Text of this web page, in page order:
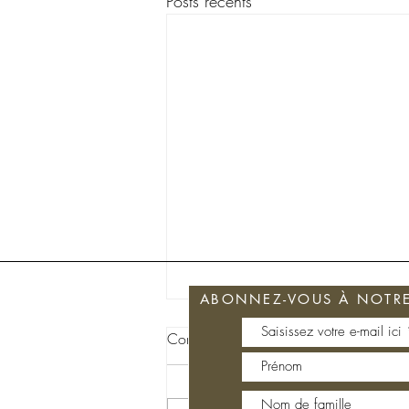
Commentaires
ABONNEZ-VOUS À